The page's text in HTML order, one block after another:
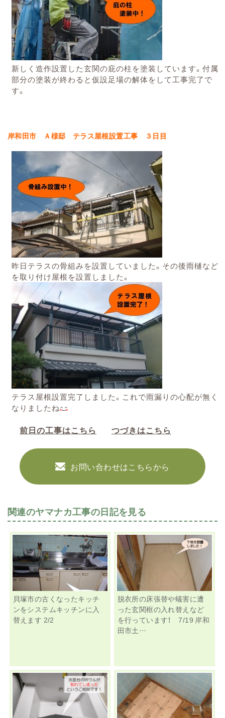
新しく造作設置した玄関の庇の柱を塗装しています。 付属
部分の塗装が終わると仮設足場の解体をして工事完了で
す。
岸和田市 Ａ様邸 テラス屋根設置工事 ３日目
昨日テラスの骨組みを設置していました。その後雨樋など
を取り付け屋根を設置しました。
テラス屋根設置完了しました。これで雨漏りの心配が無く
なりましたね
前日の工事はこちら つづきはこちら
お問い合わせはこちらから
関連のヤマナカ工事の日記を見る
貝塚市の古くなったキッチ
ンをシステムキッチンに入
替えます 2/2
脱衣所の床張替や蟻害に遭
った玄関框の入れ替えなど
を行っています！ 7/19 岸和
田市土…